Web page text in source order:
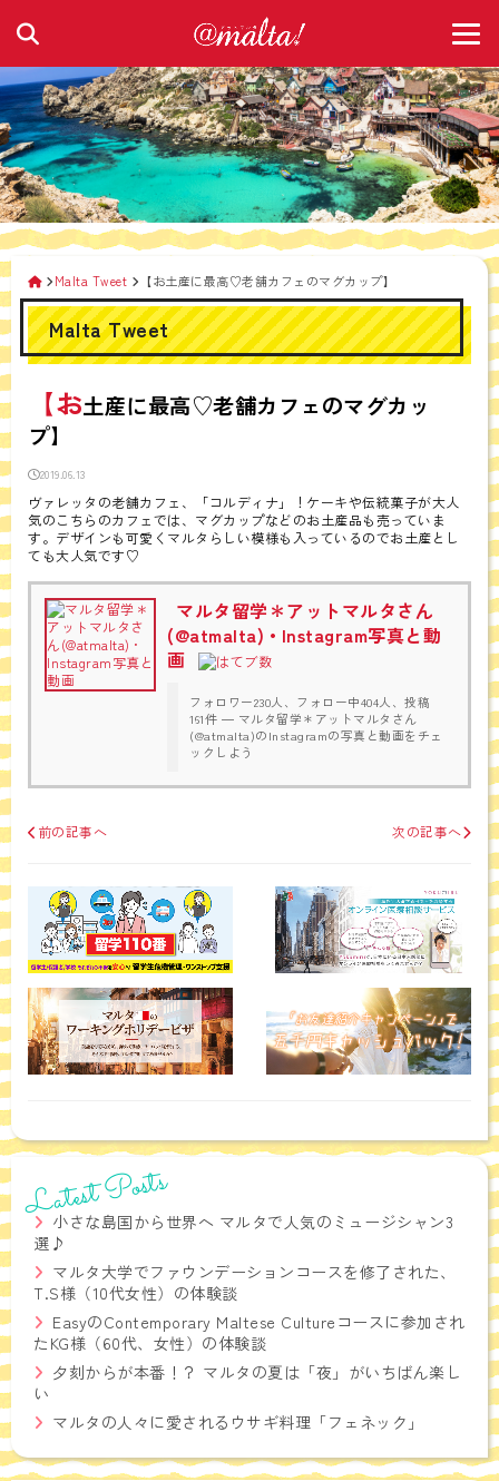
Malta Tweet 【お土産に最高♡老舗カフェのマグカップ】
Malta Tweet
【お土産に最高♡老舗カフェのマグカッ
プ】
2019.06.13
ヴァレッタの老舗カフェ、「コルディナ」！ケーキや伝統菓子が大人
気のこちらのカフェでは、マグカップなどのお土産品も売っていま
す。デザインも可愛くマルタらしい模様も入っているのでお土産とし
ても大人気です♡
マルタ留学＊アットマルタさん
(@atmalta) • Instagram写真と動
画
フォロワー230人、フォロー中404人、投稿
161件 ― マルタ留学＊アットマルタさん
(@atmalta)のInstagramの写真と動画をチェ
ックしよう
前の記事へ 次の記事へ
Latest Posts
小さな島国から世界へ マルタで人気のミュージシャン3
選♪
マルタ大学でファウンデーションコースを修了された、
T.S様（10代女性）の体験談
EasyのContemporary Maltese Cultureコースに参加され
たKG様（60代、女性）の体験談
夕刻からが本番！？ マルタの夏は「夜」がいちばん楽し
い
マルタの人々に愛されるウサギ料理「フェネック」